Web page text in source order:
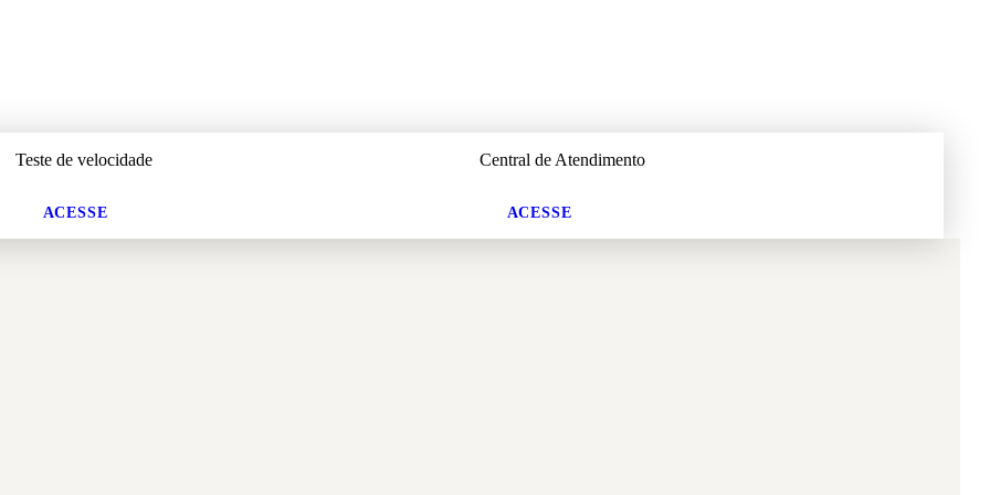
Teste de velocidade
ACESSE
Central de Atendimento
ACESSE